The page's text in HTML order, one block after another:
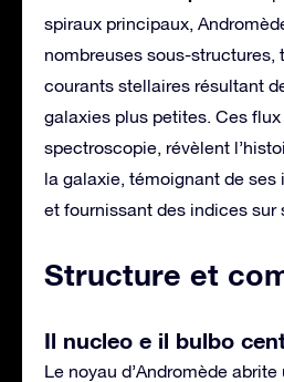
spiraux principaux,
nombreuses sous-structures,
courants stellaires résultant
galaxies plus petites. Ces
spectroscopie, révèlent
la galaxie, témoignant de
et fournissant des indices sur
Structure et
Il nucleo e il bulbo
Le noyau d’Andromède abrite